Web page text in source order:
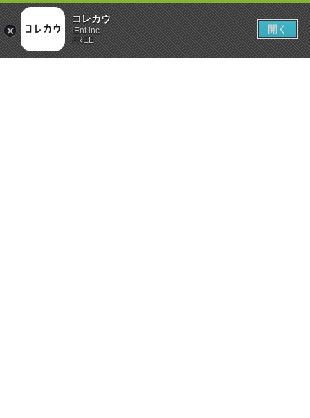
コレカウ
iEnt inc.
FREE
開く